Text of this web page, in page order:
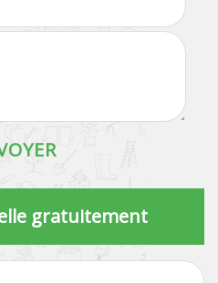
gratuitement